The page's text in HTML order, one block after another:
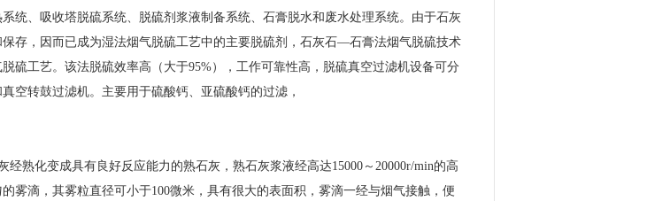
统、吸收塔脱硫系统、脱硫剂浆液制备系统、石膏脱水和废水处理系统。由于石灰
存，因而已成为湿法烟气脱硫工艺中的主要脱硫剂，石灰石—石膏法烟气脱硫技术
硫工艺。该法脱硫效率高（大于95%），工作可靠性高，脱硫真空过滤机设备可分
空转鼓过滤机。主要用于硫酸钙、亚硫酸钙的过滤，
经熟化变成具有良好反应能力的熟石灰，熟石灰浆液经高达15000～20000r/min的高
雾滴，其雾粒直径可小于100微米，具有很大的表面积，雾滴一经与烟气接触，便